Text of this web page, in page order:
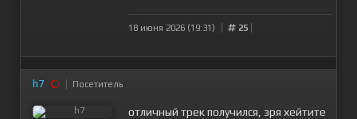
18 июня 2026 (19:31) 25
h7 Посетитель
отличный трек получился, зря хейтите